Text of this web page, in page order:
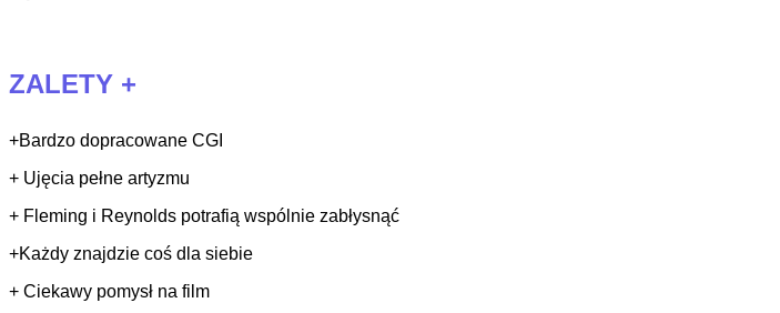
ZALETY +
+Bardzo dopracowane CGI
+ Ujęcia pełne artyzmu
+ Fleming i Reynolds potrafią wspólnie zabłysnąć
+Każdy znajdzie coś dla siebie
+ Ciekawy pomysł na film